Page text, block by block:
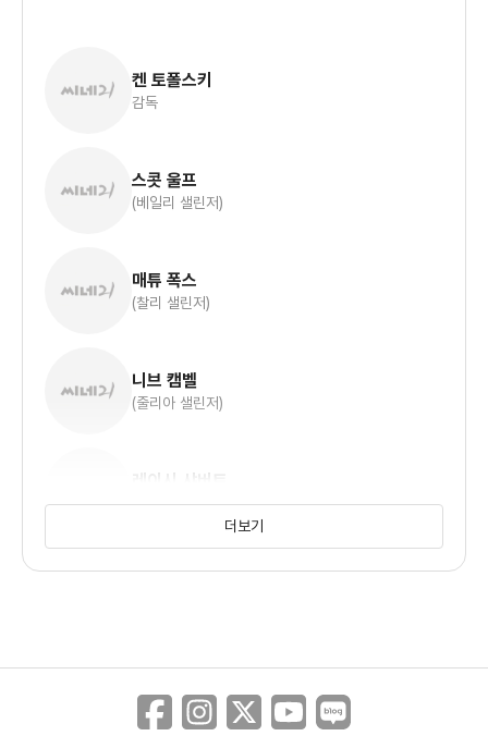
부모님의 비극적인 죽음 이후 험난한 삶을
헤쳐나가는 다섯 남매의 이야기를 다룬 가족
부모님의 비극적인 죽음 이후 험난한 삶을
헤쳐나가는 다섯 남매의 이야기를 다룬 가족
켄 토폴스키
감독
스콧 울프
(베일리 샐린저)
매튜 폭스
(찰리 샐린저)
니브 캠벨
(줄리아 샐린저)
레이시 샤버트
(클라우디아 샐린저)
(그리핀 홀브룩)
더보기